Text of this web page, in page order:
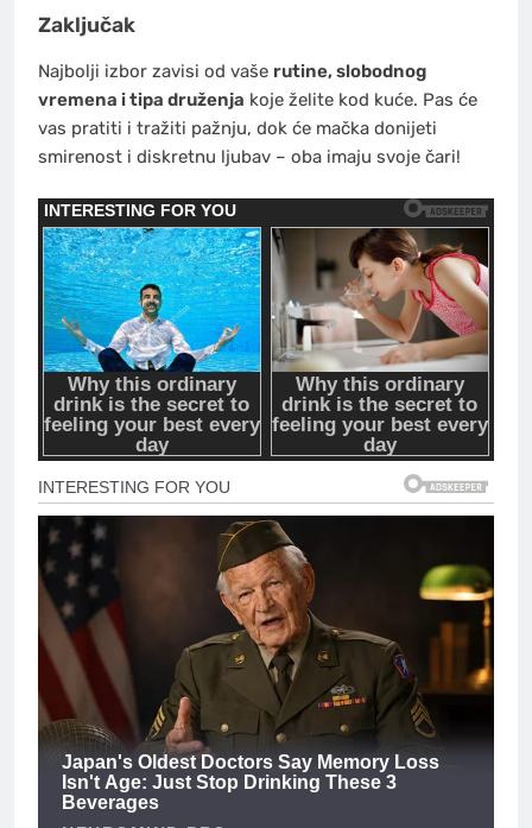
Zaključak
Najbolji izbor zavisi od vaše rutine, slobodnog
vremena i tipa druženja koje želite kod kuće. Pas će
vas pratiti i tražiti pažnju, dok će mačka donijeti
smirenost i diskretnu ljubav – oba imaju svoje čari!